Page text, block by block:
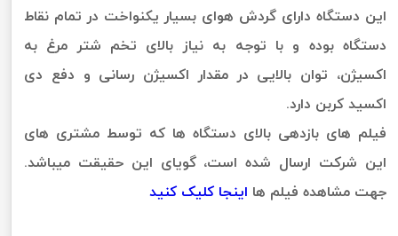
این دستگاه دارای گردش هوای بسیار یکنواخت در تمام نقاط
دستگاه بوده و با توجه به نیاز بالای تخم شتر مرغ به
اکسیژن، توان بالایی در مقدار اکسیژن رسانی و دفع دی
اکسید کربن دارد.
فیلم های بازدهی بالای دستگاه ها که توسط مشتری های
این شرکت ارسال شده است، گویای این حقیقت میباشد.
جهت مشاهده فیلم ها اینجا کلیک کنید